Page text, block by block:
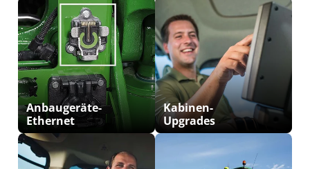
Anbaugeräte-
Ethernet
Kabinen-
Upgrades